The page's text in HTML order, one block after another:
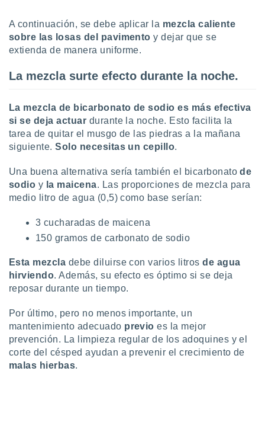
utilizar
crear un
uso de
la
contenido
medir el
de la
del
de
uso de
con el
e
mediante
publicidad
A continuación, se debe aplicar la mezcla caliente
sobre las losas del pavimento y dejar que se
extienda de manera uniforme.
La mezcla surte efecto durante la noche.
La mezcla de bicarbonato de sodio es más efectiva
si se deja actuar durante la noche. Esto facilita la
tarea de quitar el musgo de las piedras a la mañana
siguiente.Solo necesitas un cepillo.
Una buena alternativa sería también el bicarbonatode
sodio y la maicena. Las proporciones de mezcla para
medio litro de agua (0,5) como base serían:
3 cucharadas de maicena
150 gramos de carbonato de sodio
Esta mezcla debe diluirse con varios litrosde agua
hirviendo. Además, su efecto es óptimo si se deja
reposar durante un tiempo.
Por último, pero no menos importante, un
mantenimiento adecuado previo es la mejor
prevención. La limpieza regular de los adoquines y el
corte del césped ayudan a prevenir el crecimiento de
malas hierbas.